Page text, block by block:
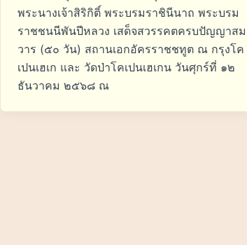
พระนางเจ้าสิริกิติ์ พระบรมราชินีนาถ พระบรม
ราชชนนีพันปีหลวง เสด็จสวรรคตครบปัญญาสม
วาร (๕๐ วัน) สถานเอกอัครราชชทูต ณ กรุงโค
เปนเฮเก และ วัดป่าโคเปนเฮเกน วันศุกร์ที่ ๑๒
ธันวาคม ๒๕๖๘ ณ